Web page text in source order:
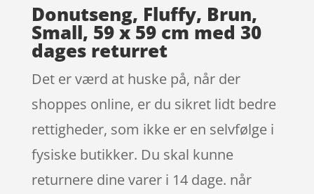
Donutseng, Fluffy, Brun,
Small, 59 x 59 cm med 30
dages returret
Det er værd at huske på, når der
shoppes online, er du sikret lidt bedre
rettigheder, som ikke er en selvfølge i
fysiske butikker. Du skal kunne
returnere dine varer i 14 dage. når